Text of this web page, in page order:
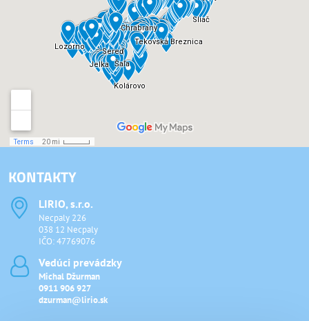
KONTAKTY
LIRIO, s​.r​.o​.
Necpaly 226
038 12 Necpaly
IČO: 47769076
Vedúci prevádzky
Michal Džurman
0911 906 927
dzurman@lirio.sk